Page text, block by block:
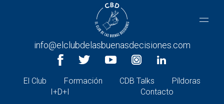
CONTACTA CON NOSOTROS
+34 966 26 30 27 |
info@elclubdelasbuenasdecisiones.com
El Club Formación CDB Talks
Píldoras
I+D+I
Contacto